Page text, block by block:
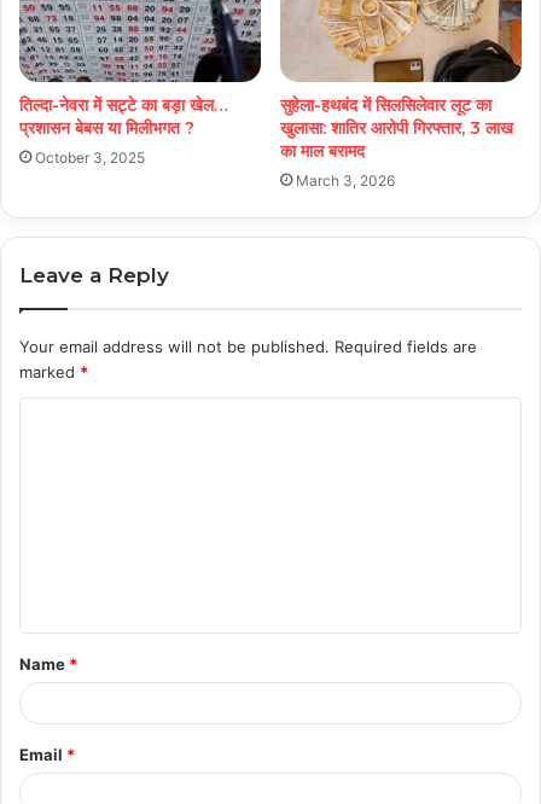
तिल्दा-नेवरा में सट्टे का बड़ा खेल…
प्रशासन बेबस या मिलीभगत ?
October 3, 2025
सुहेला-हथबंद में सिलसिलेवार लूट का
खुलासा: शातिर आरोपी गिरफ्तार, 3 लाख
का माल बरामद
March 3, 2026
Leave a Reply
Your email address will not be published. Required fields are
marked *
t
*
Name *
Email *